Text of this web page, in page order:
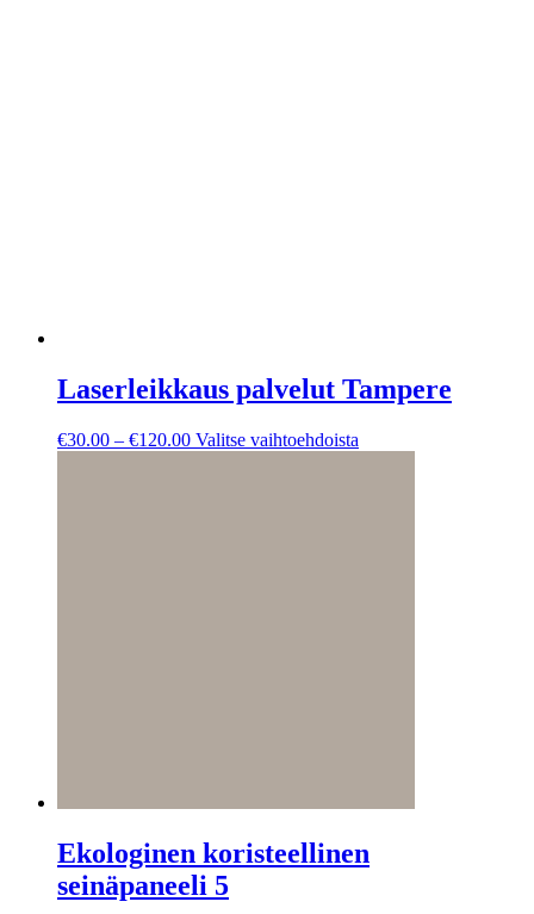
Laserleikkaus palvelut Tampere
€30.00 – €120.00Hintaluokka:
Valitse vaihtoehdoista
Ekologinen koristeellinen
seinäpaneeli 5